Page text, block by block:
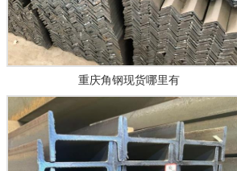
重庆角钢现货哪里有